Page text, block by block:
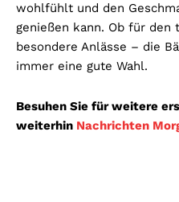
wohlfühlt und den
genießen kann. Ob für den
besondere Anlässe – die
immer eine gute Wahl.
Besuhen Sie für weitere
weiterhin Nachrichten